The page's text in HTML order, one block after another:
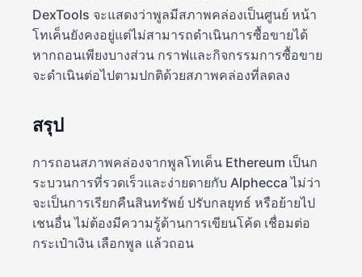
DexTools จะแสดงว่าพูลมีสภาพคล่องเป็นศูนย์ หน้า
โทเค็นยังคงอยู่แต่ไม่สามารถดำเนินการซื้อขายได้
หากถอนเพียงบางส่วน กราฟและกิจกรรมการซื้อขาย
จะดำเนินต่อไปตามปกติด้วยสภาพคล่องที่ลดลง
สรุป
การถอนสภาพคล่องจากพูลโทเค็น Ethereum เป็นก
ระบวนการที่รวดเร็วและง่ายดายกับ Alphecca ไม่ว่า
จะเป็นการเรียกคืนสินทรัพย์ ปรับกลยุทธ์ หรือย้ายไป
เชนอื่น ไม่ต้องมีความรู้ด้านการเขียนโค้ด เชื่อมต่อ
กระเป๋าเงิน เลือกพูล แล้วถอน